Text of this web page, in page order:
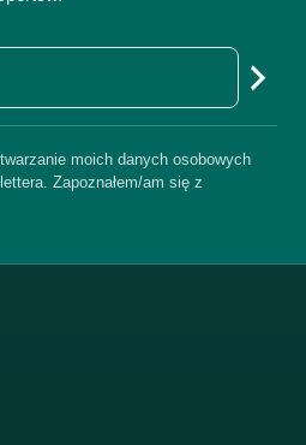
moich danych osobowych
Zapoznałem/am się z